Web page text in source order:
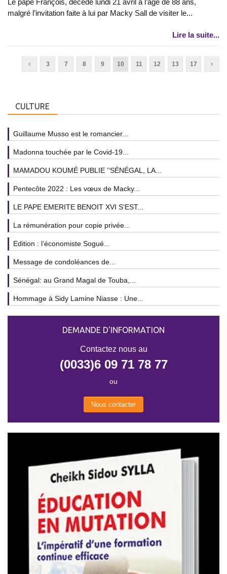
malgré l’invitation faite à lui par Macky Sall de visiter le...
Lire la suite...
3 7 8 9 10 11 12 13 17
CULTURE
Guillaume Musso est le romancier...
Madonna touchée par le Covid-19...
MAMADOU KOUMÉ PUBLIE ’’SÉNÉGAL, LA...
Pentecôte 2022 : Les vœux de Macky...
LE PAPE EMERITE BENOIT XVI S'EST...
La rémunération pour copie privée...
Edition : l’économiste Sogué...
Message de condoléances de...
Sénégal: au Grand Magal de Touba,...
Hommage à Sidy Lamine Niasse : Une...
DEMANDE D'INFORMATION
Contactez nous au
(0033)6 09 71 78 77
ou
Nous contacter